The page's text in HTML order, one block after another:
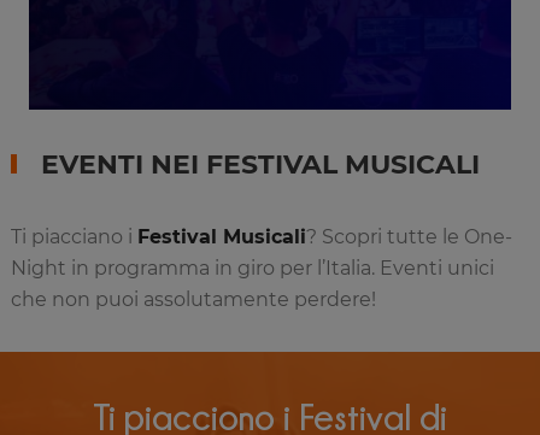
EVENTI NEI FESTIVAL MUSICALI
Ti piacciano i Festival Musicali? Scopri tutte le One-
Night in programma in giro per l’Italia. Eventi unici
che non puoi assolutamente perdere!
Ti piacciono i Festival di